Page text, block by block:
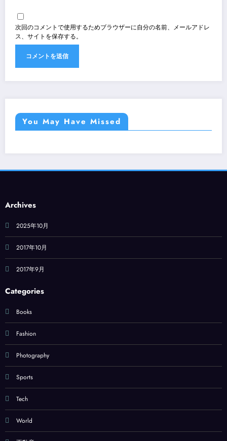
次回のコメントで使用するためブラウザーに自分の名前、メールアドレ
ス、サイトを保存する。
You May Have Missed
Archives
2025年10月
2017年10月
2017年9月
Categories
Books
Fashion
Photography
Sports
Tech
World